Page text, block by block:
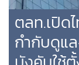
ตลท.เปิด
กำกับดูแ
บังคับใช้